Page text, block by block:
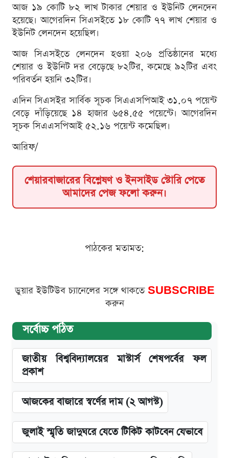
আজ ১৯ কোটি ৮২ লাখ টাকার শেয়ার ও ইউনিট লেনদেন
হয়েছে। আগেরদিন সিএসইতে ১৮ কোটি ৭৭ লাখ শেয়ার ও
ইউনিট লেনদেন হয়েছিল।
আজ সিএসইতে লেনদেন হওয়া ২০৬ প্রতিষ্ঠানের মধ্যে
শেয়ার ও ইউনিট দর বেড়েছে ৮২টির, কমেছে ৯২টির এবং
পরিবর্তন হয়নি ৩২টির।
এদিন সিএসইর সার্বিক সূচক সিএএসপিআই ৩১.০৭ পয়েন্ট
বেড়ে দাঁড়িয়েছে ১৪ হাজার ৬৫৪.৫৫ পয়েন্টে। আগেরদিন
সূচক সিএএসপিআই ৫২.১৬ পয়েন্ট কমেছিল।
আরিফ/
শেয়ারবাজারের বিশ্লেষণ ও ইনসাইড স্টোরি পেতে
আমাদের পেজ ফলো করুন।
পাঠকের মতামত:
ডুয়ার ইউটিউব চ্যানেলের সঙ্গে থাকতে SUBSCRIBE
করুন
সর্বোচ্চ পঠিত
জাতীয় বিশ্ববিদ্যালয়ের মাস্টার্স শেষপর্বের ফল
প্রকাশ
আজকের বাজারে স্বর্ণের দাম (২ আগস্ট)
জুলাই স্মৃতি জাদুঘরে যেতে টিকিট কাটবেন যেভাবে